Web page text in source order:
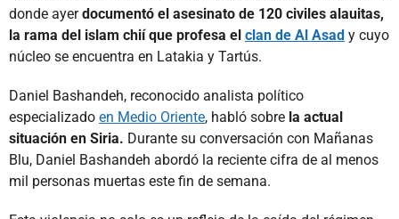
donde ayerdocumentó el asesinato de 120 civiles alauitas,
la rama del islam chií que profesa el clan de Al Asad y cuyo
núcleo se encuentra en Latakia y Tartús.
Daniel Bashandeh, reconocido analista político
especializado en Medio Oriente, habló sobre la actual
situación en Siria. Durante su conversación con Mañanas
Blu, Daniel Bashandeh abordó la reciente cifra de al menos
mil personas muertas este fin de semana.